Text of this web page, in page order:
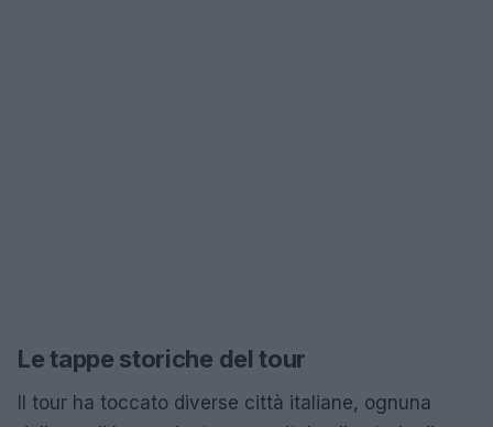
Le tappe storiche del tour
Il tour ha toccato diverse città italiane, ognuna